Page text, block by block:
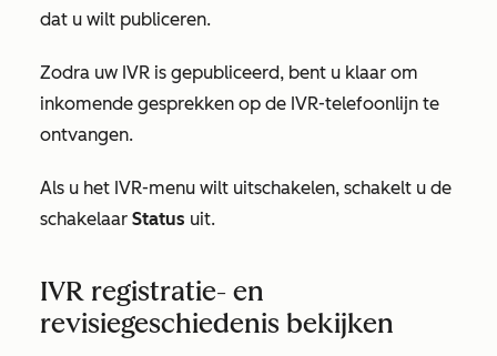
dat u wilt publiceren.
Zodra uw IVR is gepubliceerd, bent u klaar om
inkomende gesprekken op de IVR-telefoonlijn te
ontvangen.
Als u het IVR-menu wilt uitschakelen, schakelt u de
schakelaar Status uit.
IVR registratie- en
revisiegeschiedenis bekijken